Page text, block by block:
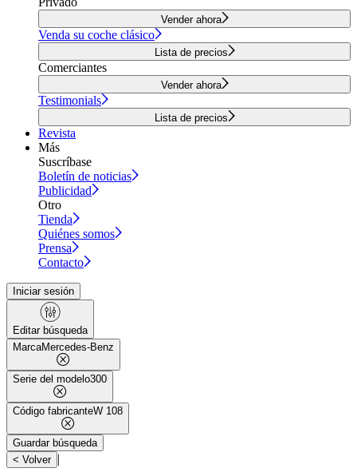
Vender ahora
Venda su coche clásico
Lista de precios
Comerciantes
Vender ahora
Testimonials
Lista de precios
Revista
Más
Suscríbase
Boletín de noticias
Publicidad
Otro
Tienda
Quiénes somos
Prensa
Contacto
Iniciar sesión
Editar búsqueda
MarcaMercedes-Benz
Serie del modelo300
Código fabricanteW 108
Guardar búsqueda
< Volver |